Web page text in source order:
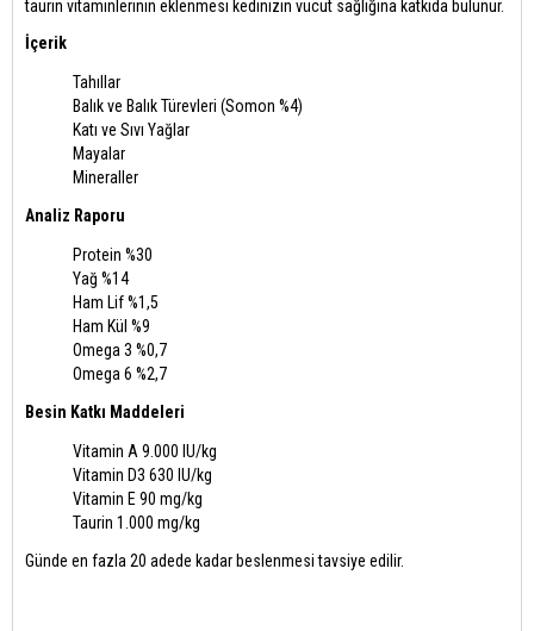
taurin vitaminlerinin eklenmesi kedinizin vücut sağlığına katkıda bulunur.
İçerik
Tahıllar
Balık ve Balık Türevleri (Somon %4)
Katı ve Sıvı Yağlar
Mayalar
Mineraller
Analiz Raporu
Protein %30
Yağ %14
Ham Lif %1,5
Ham Kül %9
Omega 3 %0,7
Omega 6 %2,7
Besin Katkı Maddeleri
Vitamin A 9.000 IU/kg
Vitamin D3 630 IU/kg
Vitamin E 90 mg/kg
Taurin 1.000 mg/kg
Günde en fazla 20 adede kadar beslenmesi tavsiye edilir.